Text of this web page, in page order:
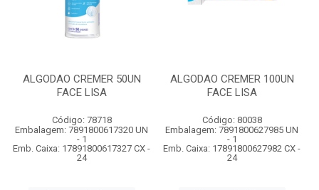
ALGODAO CREMER 50UN
FACE LISA
Código: 78718
Embalagem: 7891800617320 UN
- 1
Emb. Caixa: 17891800617327 CX -
24
ALGODAO CREMER 100UN
FACE LISA
Código: 80038
Embalagem: 7891800627985 UN
- 1
Emb. Caixa: 17891800627982 CX -
24